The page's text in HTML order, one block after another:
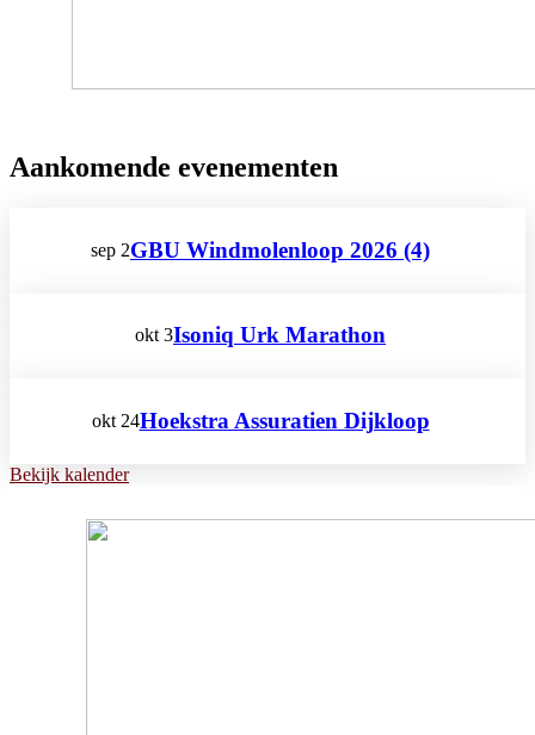
Aankomende evenementen
sep 2GBU Windmolenloop 2026 (4)
okt 3Isoniq Urk Marathon
okt 24Hoekstra Assuratien Dijkloop
Bekijk kalender